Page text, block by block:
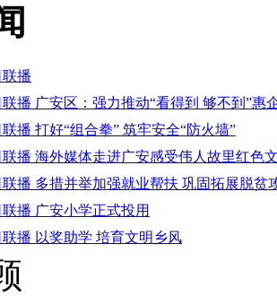
联播
联播 广安区：强力推动“看得到 够不到”惠
联播 打好“组合拳” 筑牢安全“防火墙”
联播 海外媒体走进广安感受伟人故里红色
联播 多措并举加强就业帮扶 巩固拓展脱贫
联播 广安小学正式投用
联播 以奖助学 培育文明乡风